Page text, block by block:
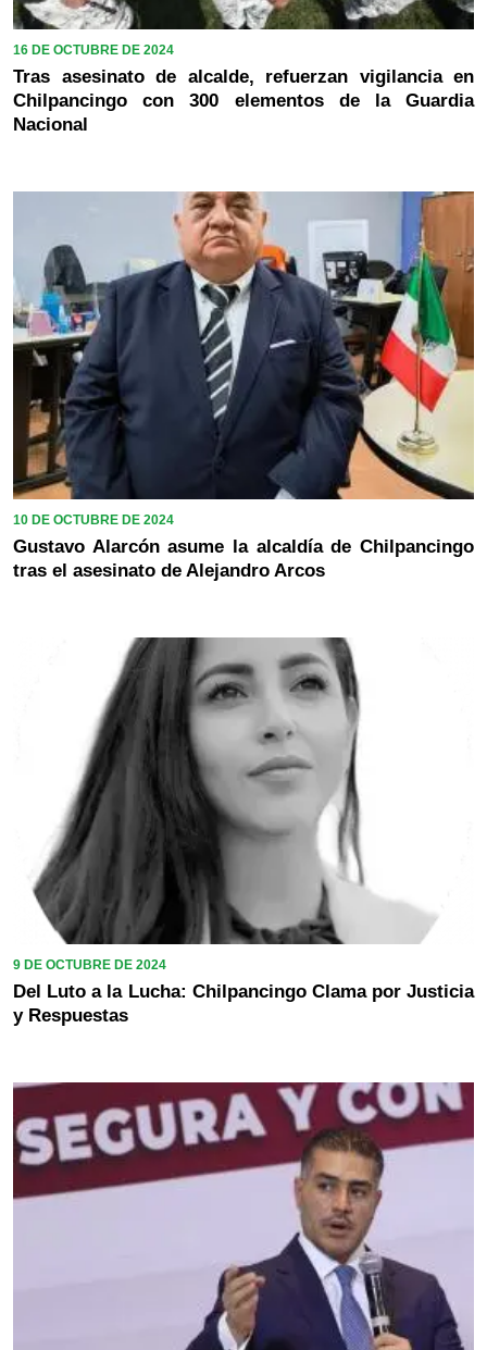
16 DE OCTUBRE DE 2024
Tras asesinato de alcalde, refuerzan vigilancia en
Chilpancingo con 300 elementos de la Guardia
Nacional
10 DE OCTUBRE DE 2024
Gustavo Alarcón asume la alcaldía de Chilpancingo
tras el asesinato de Alejandro Arcos
9 DE OCTUBRE DE 2024
Del Luto a la Lucha: Chilpancingo Clama por Justicia
y Respuestas